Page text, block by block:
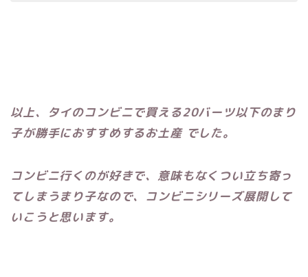
以上、タイのコンビニで買える20バーツ以下のまり
子が勝手におすすめするお土産 でした。
コンビニ行くのが好きで、意味もなくつい立ち寄っ
てしまうまり子なので、コンビニシリーズ展開して
いこうと思います。